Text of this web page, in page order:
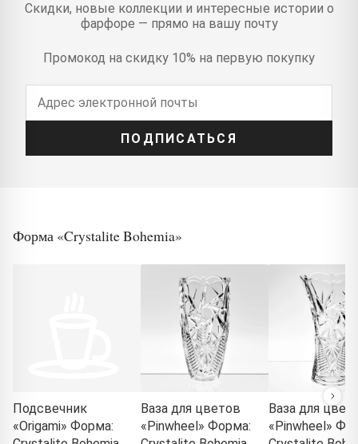
Скидки, новые коллекции и интересные истории о
фарфоре — прямо на вашу почту
Промокод на скидку 10% на первую покупку
ПОДПИСАТЬСЯ
Форма «Crystalite Bohemia»
Подсвечник
«Origami» Форма:
Ваза для цветов
«Pinwheel» Форма:
Ваза для
«Pinwheel»